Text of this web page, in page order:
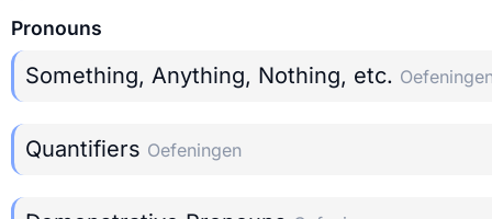
Pronouns
Something, Anything, Nothing, etc.
Quantifiers Oefeningen